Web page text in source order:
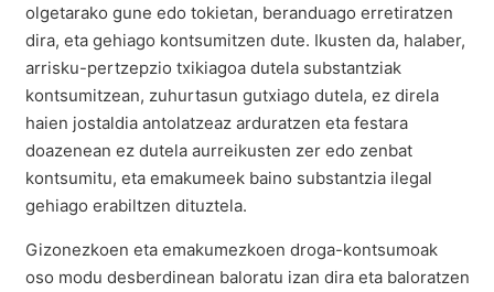
olgetarako gune edo tokietan, beranduago erretiratzen
dira, eta gehiago kontsumitzen dute. Ikusten da, halaber,
arrisku-pertzepzio txikiagoa dutela substantziak
kontsumitzean, zuhurtasun gutxiago dutela, ez direla
haien jostaldia antolatzeaz arduratzen eta festara
doazenean ez dutela aurreikusten zer edo zenbat
kontsumitu, eta emakumeek baino substantzia ilegal
gehiago erabiltzen dituztela.
Gizonezkoen eta emakumezkoen droga-kontsumoak
oso modu desberdinean baloratu izan dira eta baloratzen